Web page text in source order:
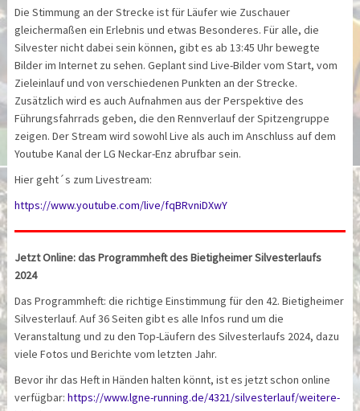
Die Stimmung an der Strecke ist für Läufer wie Zuschauer
gleichermaßen ein Erlebnis und etwas Besonderes. Für alle, die
Silvester nicht dabei sein können, gibt es ab 13:45 Uhr bewegte
Bilder im Internet zu sehen. Geplant sind Live-Bilder vom Start, vom
Zieleinlauf und von verschiedenen Punkten an der Strecke.
Zusätzlich wird es auch Aufnahmen aus der Perspektive des
Führungsfahrrads geben, die den Rennverlauf der Spitzengruppe
zeigen. Der Stream wird sowohl Live als auch im Anschluss auf dem
Youtube Kanal der LG Neckar-Enz abrufbar sein.
Hier geht´s zum Livestream:
https://www.youtube.com/live/fqBRvniDXwY
Jetzt Online: das Programmheft des Bietigheimer Silvesterlaufs
2024
Das Programmheft: die richtige Einstimmung für den 42. Bietigheimer
Silvesterlauf. Auf 36 Seiten gibt es alle Infos rund um die
Veranstaltung und zu den Top-Läufern des Silvesterlaufs 2024, dazu
viele Fotos und Berichte vom letzten Jahr.
Bevor ihr das Heft in Händen halten könnt, ist es jetzt schon online
verfügbar:https://www.lgne-running.de/4321/silvesterlauf/weitere-